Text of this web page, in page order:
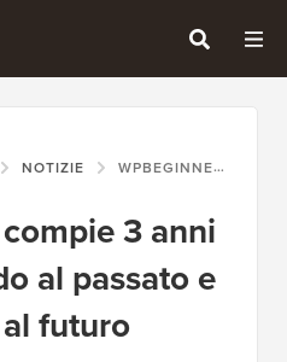
NOTIZIE WPBEGINNER COMPIE 3 ANNI – UNO SGUARDO AL PASSATO E UNO SGUARDO AL FUTURO
3 anni
al passato e
futuro